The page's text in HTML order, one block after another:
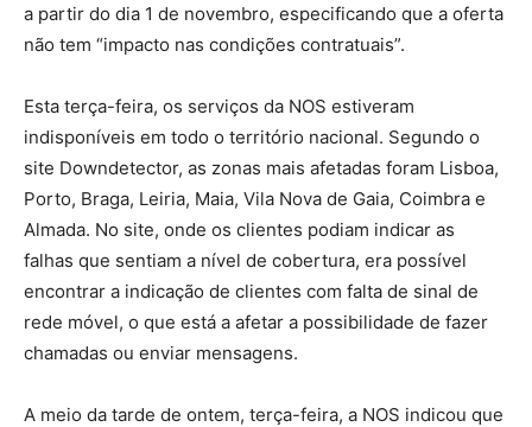
a partir do dia 1 de novembro, especificando que a oferta
não tem “impacto nas condições contratuais”.
Esta terça-feira, os serviços da NOS estiveram
indisponíveis em todo o território nacional. Segundo o
site Downdetector, as zonas mais afetadas foram Lisboa,
Porto, Braga, Leiria, Maia, Vila Nova de Gaia, Coimbra e
Almada. No site, onde os clientes podiam indicar as
falhas que sentiam a nível de cobertura, era possível
encontrar a indicação de clientes com falta de sinal de
rede móvel, o que está a afetar a possibilidade de fazer
chamadas ou enviar mensagens.
A meio da tarde de ontem, terça-feira, a NOS indicou que